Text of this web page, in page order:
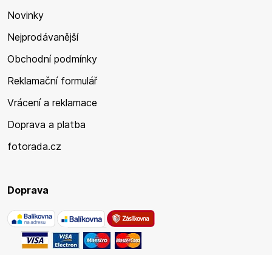
Novinky
Nejprodávanější
Obchodní podmínky
Reklamační formulář
Vrácení a reklamace
Doprava a platba
fotorada.cz
Doprava